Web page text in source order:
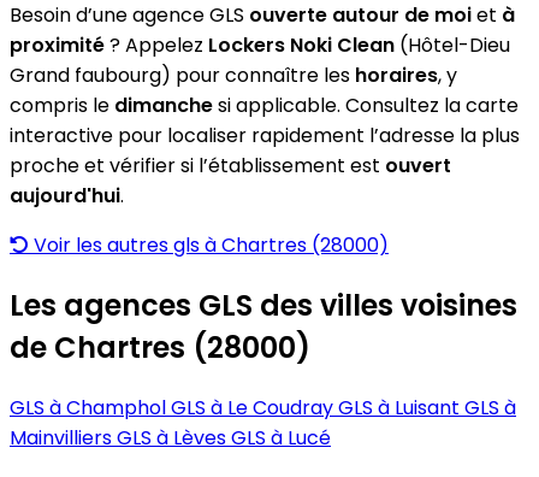
Besoin d’une agence GLS ouverte autour de moiet à
proximité? Appelez Lockers Noki Clean (Hôtel-Dieu
Grand faubourg) pour connaître les horaires, y
compris le dimanchesi applicable. Consultez la carte
interactive pour localiser rapidement l’adresse la plus
proche et vérifier si l’établissement est ouvert
aujourd'hui.
Voir les autres gls à Chartres (28000)
Les agences GLS des villes voisines
de Chartres (28000)
GLS à ChampholGLS à Le CoudrayGLS à Luisant GLS à
MainvilliersGLS à LèvesGLS à Lucé